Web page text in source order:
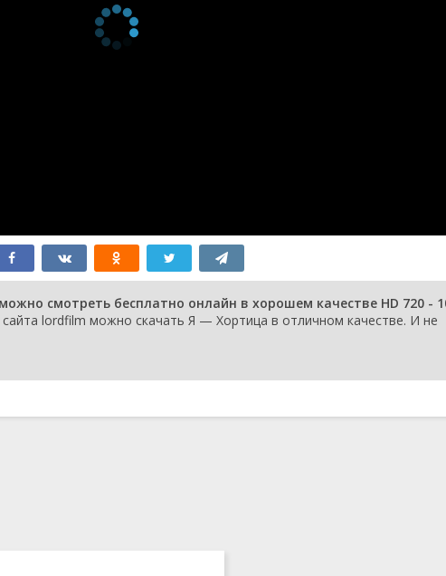
смотреть бесплатно онлайн в хорошем качестве HD 720 -
lordfilm можно скачать Я — Хортица в отличном качестве. И не